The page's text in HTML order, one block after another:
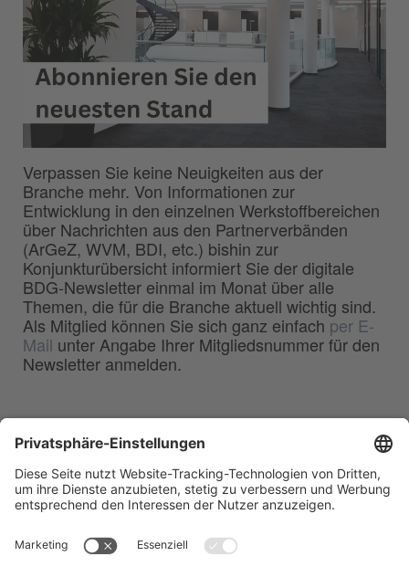
Verpassen Sie keine Neuigkeiten aus der
Branche mehr. Von Informationen zur
Entwicklung in den einzelnen Werkstoffbereichen
über Nachrichten aus den Partnerverbänden
(ArGeZ, WVM, BDI, etc.) bishin zur
Konjunkturübersicht informiert Sie der digitale
BDG-Newsletter einmal im Monat über alle
Themen, die für die Branche aktuell wichtig sind.
Als Mitglied können Sie sich ganz einfach per E-
Mail unter Angabe Ihrer Mitgliedsnummer für den
Newsletter anmelden.
Deutschen Gießerei-Industrie e.V.